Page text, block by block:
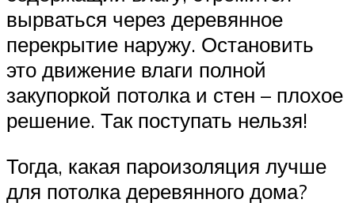
вырваться через деревянное
перекрытие наружу. Остановить
это движение влаги полной
закупоркой потолка и стен – плохое
решение. Так поступать нельзя!
Тогда, какая пароизоляция лучше
для потолка деревянного дома?